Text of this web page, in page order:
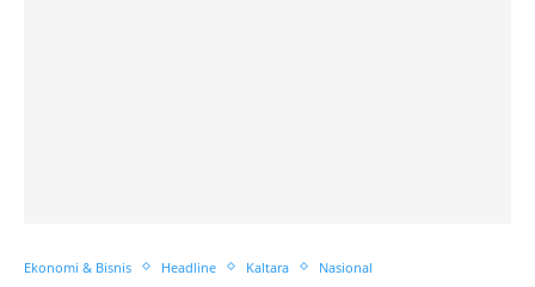
Ekonomi & Bisnis Headline Kaltara Nasional